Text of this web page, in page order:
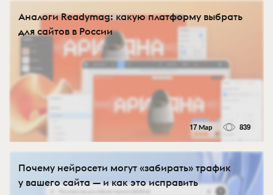
Аналоги Readymag: какую платформу выбрать
для сайтов в России
17 Мар 839
Почему нейросети могут «забирать» трафик
у вашего сайта — и как это исправить